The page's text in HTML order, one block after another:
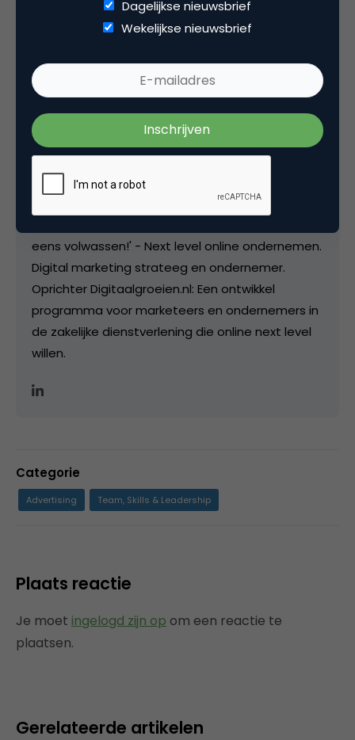
Kopieer link
Founder bij
eens volwassen!' - Next level online ondernemen.
Digital marketing strateeg en ondernemer.
Oprichter Digitaalgroeien.nl: Een ontwikkel
programma voor marketeers en ondernemers in
de zakelijke dienstverlening die online next level
willen.
Categorie
Advertising Team, Skills & Leadership
Plaats reactie
Je moet ingelogd zijn op om een reactie te
plaatsen.
Gerelateerde artikelen
Dagelijkse nieuwsbrief
Wekelijkse nieuwsbrief